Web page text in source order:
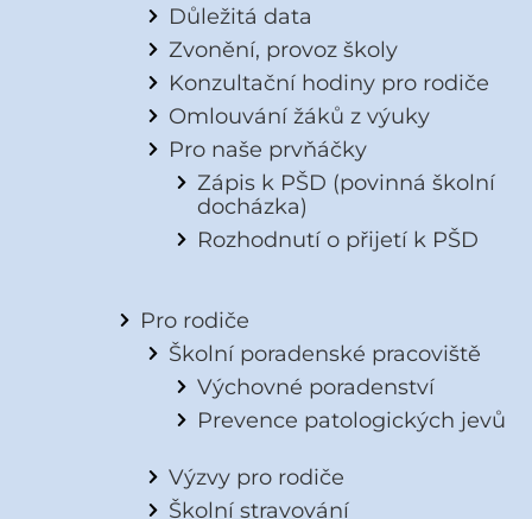
Důležitá data
Zvonění, provoz školy
Konzultační hodiny pro rodiče
Omlouvání žáků z výuky
Pro naše prvňáčky
Zápis k PŠD (povinná školní
docházka)
Rozhodnutí o přijetí k PŠD
Pro rodiče
Školní poradenské pracoviště
Výchovné poradenství
Prevence patologických jevů
Výzvy pro rodiče
Školní stravování